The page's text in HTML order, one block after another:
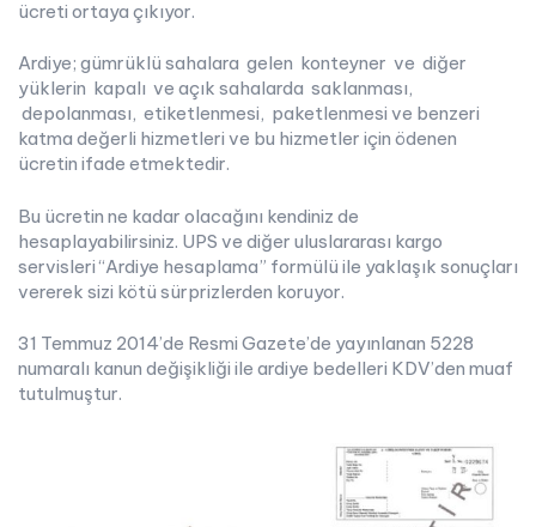
ücreti ortaya çıkıyor.
Ardiye; gümrüklü sahalara gelen konteyner ve diğer
yüklerin kapalı ve açık sahalarda saklanması,
depolanması, etiketlenmesi, paketlenmesi ve benzeri
katma değerli hizmetleri ve bu hizmetler için ödenen
ücretin ifade etmektedir.
Bu ücretin ne kadar olacağını kendiniz de
hesaplayabilirsiniz. UPS ve diğer uluslararası kargo
servisleri “Ardiye hesaplama” formülü ile yaklaşık sonuçları
vererek sizi kötü sürprizlerden koruyor.
31 Temmuz 2014’de Resmi Gazete’de yayınlanan 5228
numaralı kanun değişikliği ile ardiye bedelleri KDV’den muaf
tutulmuştur.